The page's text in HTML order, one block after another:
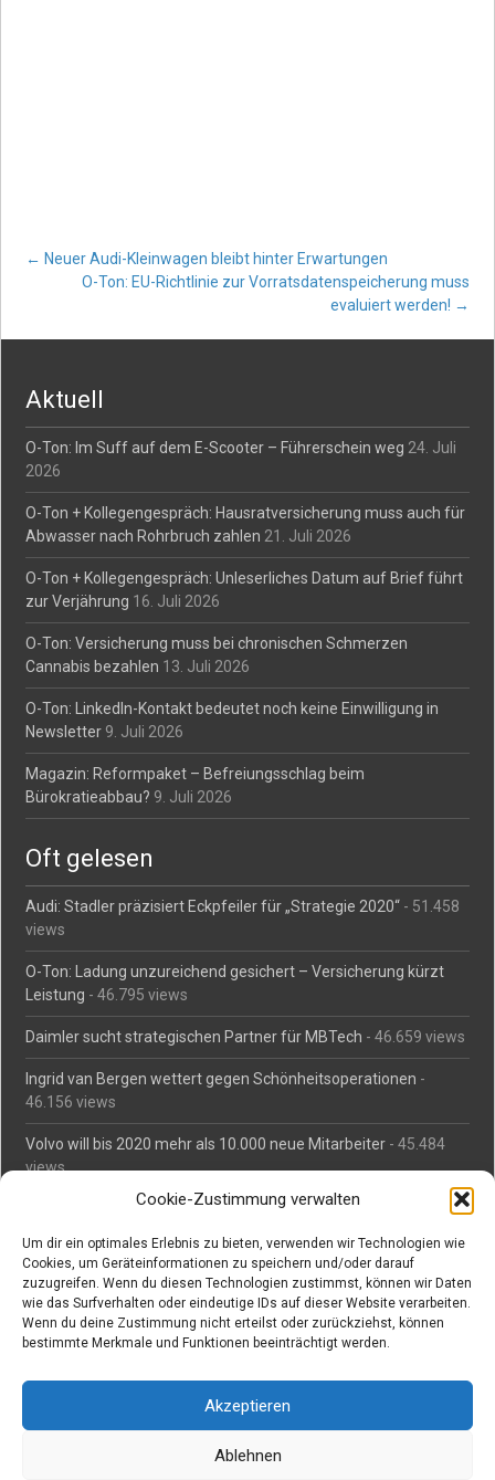
Cookie-Zustimmung verwalten
Um dir ein optimales Erlebnis zu bieten, verwenden wir Technologien wie
Cookies, um Geräteinformationen zu speichern und/oder darauf
zuzugreifen. Wenn du diesen Technologien zustimmst, können wir Daten
wie das Surfverhalten oder eindeutige IDs auf dieser Website verarbeiten.
Wenn du deine Zustimmung nicht erteilst oder zurückziehst, können
bestimmte Merkmale und Funktionen beeinträchtigt werden.
Akzeptieren
Ablehnen
Post
navigation
← Neuer Audi-Kleinwagen bleibt hinter Erwartungen
O-Ton: EU-Richtlinie zur Vorratsdatenspeicherung muss
evaluiert werden! →
Aktuell
O-Ton: Im Suff auf dem E-Scooter – Führerschein weg 24. Juli
2026
O-Ton + Kollegengespräch: Hausratversicherung muss auch für
Abwasser nach Rohrbruch zahlen 21. Juli 2026
O-Ton + Kollegengespräch: Unleserliches Datum auf Brief führt
zur Verjährung 16. Juli 2026
O-Ton: Versicherung muss bei chronischen Schmerzen
Cannabis bezahlen 13. Juli 2026
O-Ton: LinkedIn-Kontakt bedeutet noch keine Einwilligung in
Newsletter 9. Juli 2026
Magazin: Reformpaket – Befreiungsschlag beim
Bürokratieabbau? 9. Juli 2026
Oft gelesen
Audi: Stadler präzisiert Eckpfeiler für „Strategie 2020“ - 51.458
views
O-Ton: Ladung unzureichend gesichert – Versicherung kürzt
Leistung - 46.795 views
Daimler sucht strategischen Partner für MBTech - 46.659 views
Ingrid van Bergen wettert gegen Schönheitsoperationen -
46.156 views
Volvo will bis 2020 mehr als 10.000 neue Mitarbeiter - 45.484
views
Mäßiges Interesse an Daimlers MBtech- 44.713 views
O-Ton: Wer muss Schaden für abgedriftete Silvesterraketen
zahlen? - 42.366 views
Kollegengespräch: Urteile zum Grillen- 42.060 views
Suchen bei Vorabs